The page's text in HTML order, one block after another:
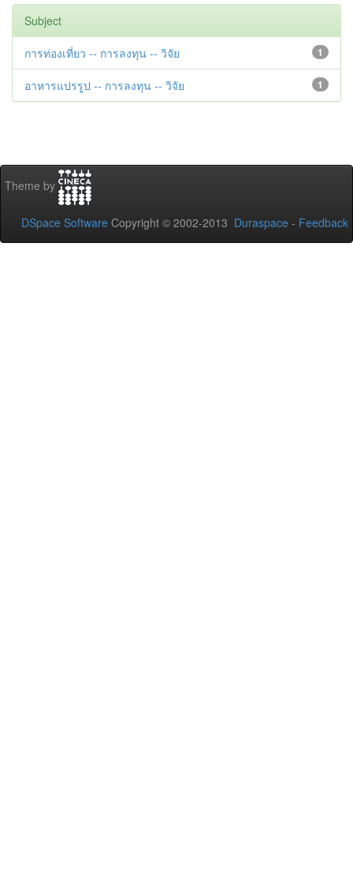
Subject
1
การท่องเที่ยว -- การลงทุน -- วิจัย
1
อาหารแปรรูป -- การลงทุน -- วิจัย
Theme by
DSpace Software Copyright © 2002-2013 Duraspace - Feedback